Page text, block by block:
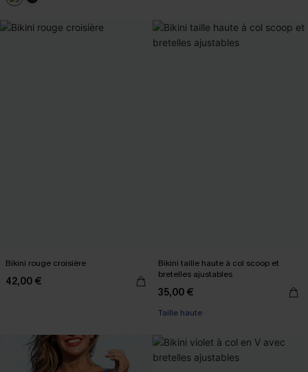
Bikini rouge croisière
42,00 €
Bikini taille haute à col scoop et
bretelles ajustables
35,00 €
Taille haute